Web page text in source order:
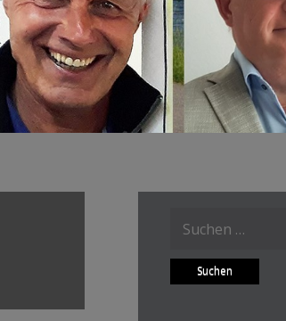
nach: